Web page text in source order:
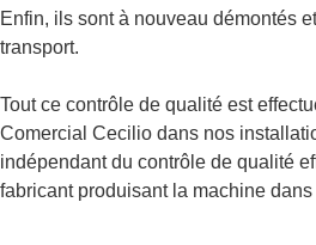
Enfin, ils sont à nouveau démontés
transport.
Tout ce contrôle de qualité est
Comercial Cecilio dans nos
indépendant du contrôle de qualité
fabricant produisant la machine